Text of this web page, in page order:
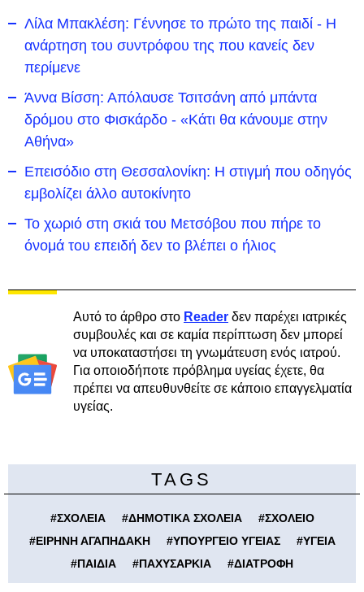
Λίλα Μπακλέση: Γέννησε το πρώτο της παιδί - Η
ανάρτηση του συντρόφου της που κανείς δεν
περίμενε
Άννα Βίσση: Απόλαυσε Τσιτσάνη από μπάντα
δρόμου στο Φισκάρδο - «Κάτι θα κάνουμε στην
Αθήνα»
Επεισόδιο στη Θεσσαλονίκη: Η στιγμή που οδηγός
εμβολίζει άλλο αυτοκίνητο
Το χωριό στη σκιά του Μετσόβου που πήρε το
όνομά του επειδή δεν το βλέπει ο ήλιος
Αυτό το άρθρο στο Reader δεν παρέχει ιατρικές
συμβουλές και σε καμία περίπτωση δεν μπορεί
να υποκαταστήσει τη γνωμάτευση ενός ιατρού.
Για οποιοδήποτε πρόβλημα υγείας έχετε, θα
πρέπει να απευθυνθείτε σε κάποιο επαγγελματία
υγείας.
TAGS
#ΣΧΟΛΕΙΑ #ΔΗΜΟΤΙΚΑ ΣΧΟΛΕΙΑ #ΣΧΟΛΕΙΟ
#ΕΙΡΗΝΗ ΑΓΑΠΗΔΑΚΗ #ΥΠΟΥΡΓΕΙΟ ΥΓΕΙΑΣ #ΥΓΕΙΑ
#ΠΑΙΔΙΑ #ΠΑΧΥΣΑΡΚΙΑ #ΔΙΑΤΡΟΦΗ